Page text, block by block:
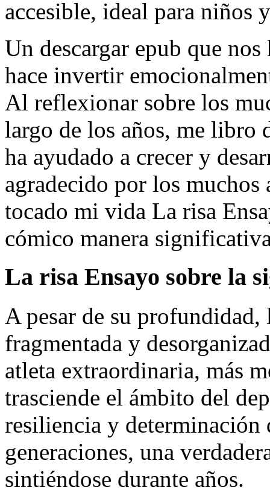
accesible, ideal para niños
Un descargar epub que
hace invertir
Al reflexionar sobre los
largo de los años, me libro
ha ayudado a crecer y
agradecido por los
tocado mi vida La risa
cómico manera
La risa Ensayo sobre la
A pesar de su profundidad,
fragmentada y
atleta extraordinaria, más
trasciende el ámbito del
resiliencia y determinación
generaciones, una
sintiéndose durante años.